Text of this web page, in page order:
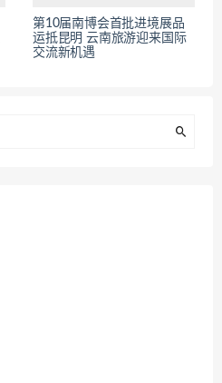
第10届南博会首批进境展品
运抵昆明 云南旅游迎来国际
交流新机遇